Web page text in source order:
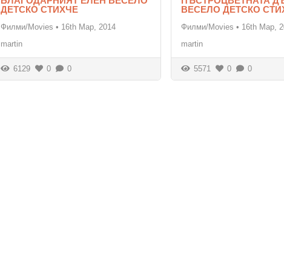
ДЕТСКО СТИХЧЕ
Филми/Movies • 16th Мар, 2014
martin
6129 0 0
ВЕСЕЛО ДЕТСКО
Филми/Movies • 16th Мар,
martin
5571 0 0